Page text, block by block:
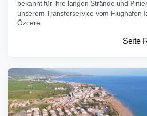
bekannt für ihre langen Strände und
unserem Transferservice vom Flughafen
Özdere.
Seite